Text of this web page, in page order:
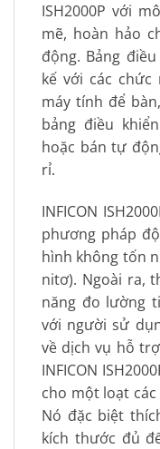
ISH2000P với
mẽ, hoàn hảo
động. Bảng
kế với các
máy tính để
bảng điều
hoặc bán tự
rỉ.
INFICON
phương pháp
hình không tốn
nitơ). Ngoài ra,
năng đo lường
với người sử
về dịch vụ hỗ
INFICON
cho một loạt
Nó đặc biệt
kích thước đủ